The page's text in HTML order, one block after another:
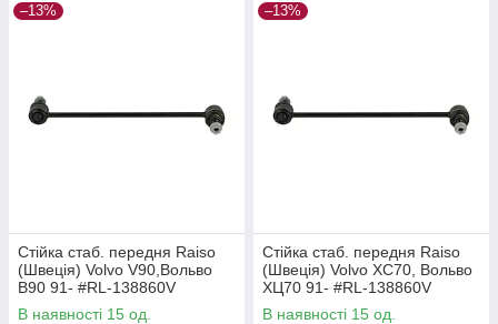
–13%
Стійка стаб. передня Raiso
(Швеція) Volvo V90,Вольво
В90 91- #RL-138860V
UAQEZFD17
В наявності 15 од.
–13%
Стійка стаб. передня Raiso
(Швеція) Volvo XC70, Вольво
ХЦ70 91- #RL-138860V
UAPVVRP17
В наявності 15 од.